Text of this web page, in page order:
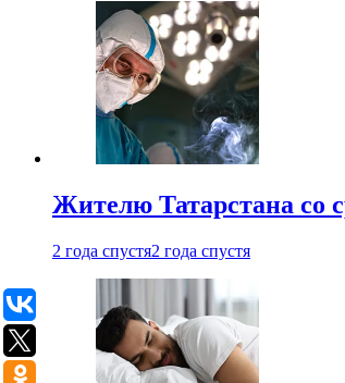
Жителю Татарстана со
2 года спустя2 года спустя